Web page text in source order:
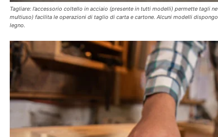
Tagliare: l’accessorio coltello in acciaio (presente in tutti modelli) permette tagli
multiuso) facilita le operazioni di taglio di carta e cartone. Alcuni modelli
legno.